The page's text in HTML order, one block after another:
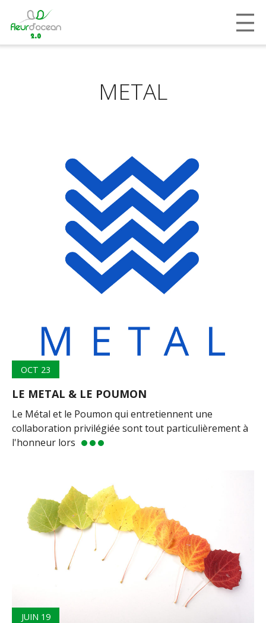
METAL
OCT 23
LE METAL & LE POUMON
Le Métal et le Poumon qui entretiennent une
collaboration privilégiée sont tout particulièrement à
l'honneur lors
JUIN 19